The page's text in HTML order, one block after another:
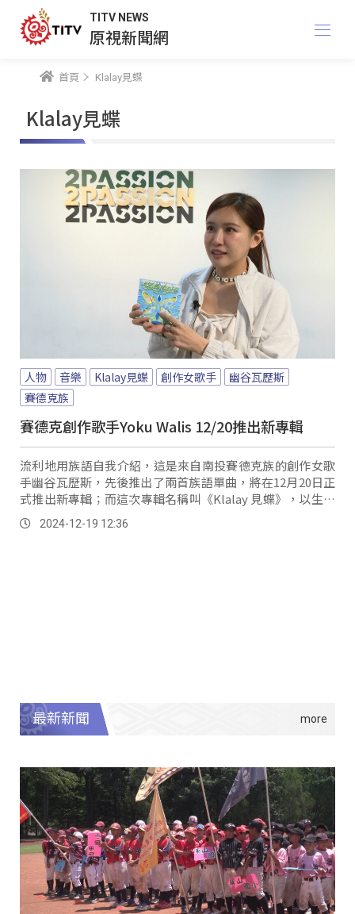
TITV NEWS
原視新聞網
首頁 Klalay見蝶
Klalay見蝶
人物 音樂 Klalay見蝶 創作女歌手
幽谷瓦歷斯
賽德克族
賽德克創作歌手Yoku Walis 12/20推出新專輯
流利地用族語自我介紹，這是來自南投賽德克族的創作女歌
手幽谷瓦歷斯，先後推出了兩首族語單曲，將在12月20日正
式推出新專輯；而這次專輯名稱叫《Klalay 見蝶》，以生長
在台灣高海拔特有種的霧社翠灰蝶作為靈感來源，與幽谷的
生長環境背景緊密相連，這隻蝴蝶在面對大自然的變遷，卻
2024-12-19 12:36
最新新聞